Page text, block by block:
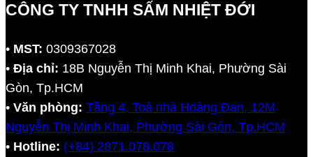
CÔNG TY TNHH SẤM NHIỆT ĐỚI
• MST: 0309367028
• Địa chỉ: 18B Nguyễn Thị Minh Khai, Phường Sài
Gòn, Tp.HCM
• Văn phòng: Tầng 4, Toà nhà Hoàng Đan, 12M
Nguyễn Thị Minh Khai, Phường Sài Gòn, Tp.HCM
• Hotline: (+84) 2871.078.078